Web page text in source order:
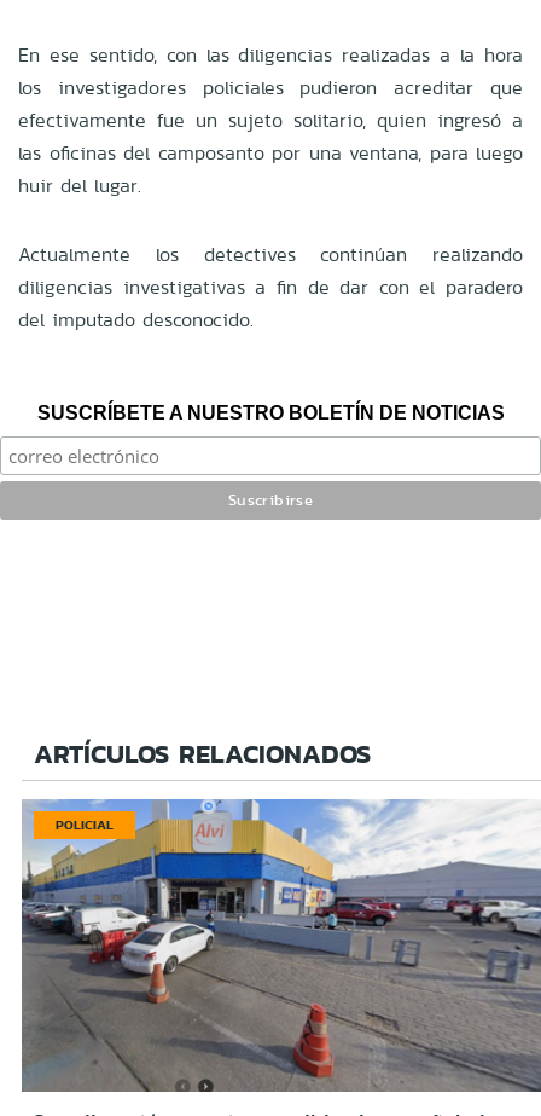
En ese sentido, con las diligencias realizadas a la hora
los investigadores policiales pudieron acreditar que
efectivamente fue un sujeto solitario, quien ingresó a
las oficinas del camposanto por una ventana, para luego
huir del lugar.
Actualmente los detectives continúan realizando
diligencias investigativas a fin de dar con el paradero
del imputado desconocido.
SUSCRÍBETE A NUESTRO BOLETÍN DE NOTICIAS
ARTÍCULOS RELACIONADOS
POLICIAL